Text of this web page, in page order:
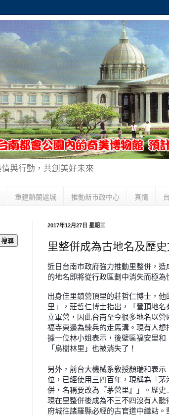
與行動，共創美好未來
重建熱蘭遮城 推動新市政中心 真情
2017年12月27日 星期三
里整併成為古地名及歷史
近日台南市政府強力推動里整併，造
的地名即將從行政區劃中消失而極為
出身佳里鎮營頂里的莊哲仁博士，他
里」，莊哲仁博士指出，「營頂地名
立軍營，因此台南至今很多地名以營
福寺東邊為練兵的走馬溝。現有人想
據一位林小姐表示，後壁區福安里
「烏樹林里 」也被消失了！
另外，前台大機械系敎授顏瑞和表示
位，已經使用三四百年，現稱為『茅
併，名稱要改為『茅營里』」。歷史
現在里整併後成為不三不四沒有人聽
府城往諸羅縣必經的古官道中繼站